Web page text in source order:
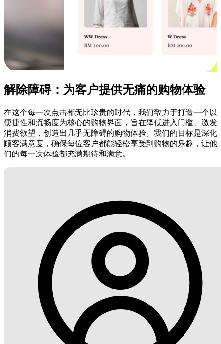
解除障碍：为客户提供无痛的购物体验
在这个每一次点击都无比珍贵的时代，我们致力于打造一个以
便捷性和流畅度为核心的购物界面，旨在降低进入门槛、激发
消费欲望，创造出几乎无障碍的购物体验。我们的目标是深化
顾客满意度，确保每位客户都能轻松享受到购物的乐趣，让他
们的每一次体验都充满期待和满意。